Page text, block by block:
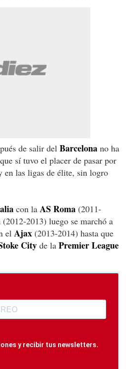
de salir del Barcelona no ha
sí tuvo el placer de pasar por
en las ligas de élite, sin logro
con la AS Roma (2011-
(2012-2013) luego se marchó a
el Ajax (2013-2014) hasta que
City de la Premier League
y recibir tus newsletters.